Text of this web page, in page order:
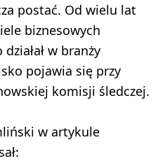
postać. Od wielu lat
biznesowych
w branży
pojawia się przy
komisji śledczej.
w artykule